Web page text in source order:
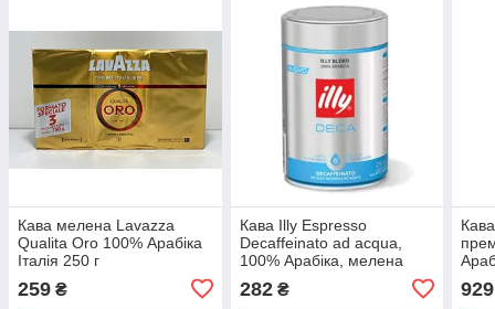
Кава мелена Lavazza
Qualita Oro 100% Арабіка
Італія 250 г
259 ₴
Кава Illy Espresso
Decaffeinato ad acqua,
100% Арабіка, мелена
282₴ 929